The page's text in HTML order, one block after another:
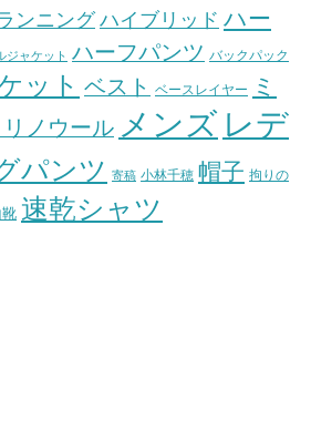
ンニング ハイブリッド ハー
ジャケット ハーフパンツ バックパック
ット ベスト ベースレイヤー
ミ
リノウール メンズ レデ
パンツ 寄稿 小林千穂 帽子 拘りの
速乾シャツ